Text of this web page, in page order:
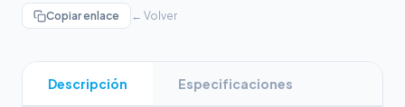
Copiar enlace ← Volver
Descripción Especificaciones